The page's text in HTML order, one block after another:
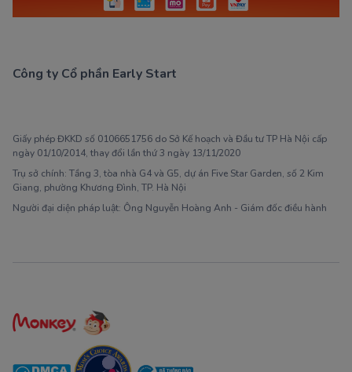
Công ty Cổ phần Early Start
Giấy phép ĐKKD số 0106651756 do Sở Kế hoạch và Đầu tư TP Hà Nội cấp
ngày 01/10/2014, thay đổi lần thứ 3 ngày 13/11/2020
Trụ sở chính: Tầng 3, tòa nhà G4 và G5, dự án Five Star Garden, số 2 Kim
Giang, phường Khương Đình, TP. Hà Nội
Người đại diện pháp luật: Ông Nguyễn Hoàng Anh - Giám đốc điều hành